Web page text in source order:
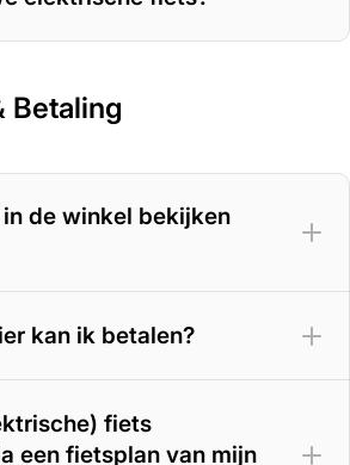
tot 100 km
tot 125 km
Betaling
de winkel bekijken
kan ik betalen?
fiets
een fietsplan van mijn